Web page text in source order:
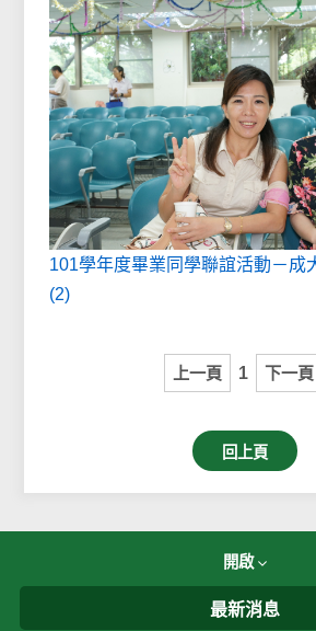
101學年度畢業同學聯誼活動－成
(2)
上一頁 1 下一頁
回上頁
開啟
最新消息